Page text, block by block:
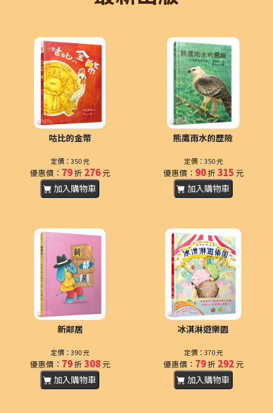
咕比的金幣
定價：350 元
優惠價： 79折 276元
加入購物車
熊鷹雨水的歷險
定價：350 元
優惠價： 90折 315 元
加入購物車
新鄰居
定價：390 元
優惠價： 79折 308元
加入購物車
冰淇淋遊樂園
定價：370 元
優惠價： 79折 292元
加入購物車